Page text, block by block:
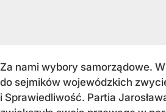
Za nami wybory samorządowe.
do sejmików wojewódzkich
i Sprawiedliwość. Partia